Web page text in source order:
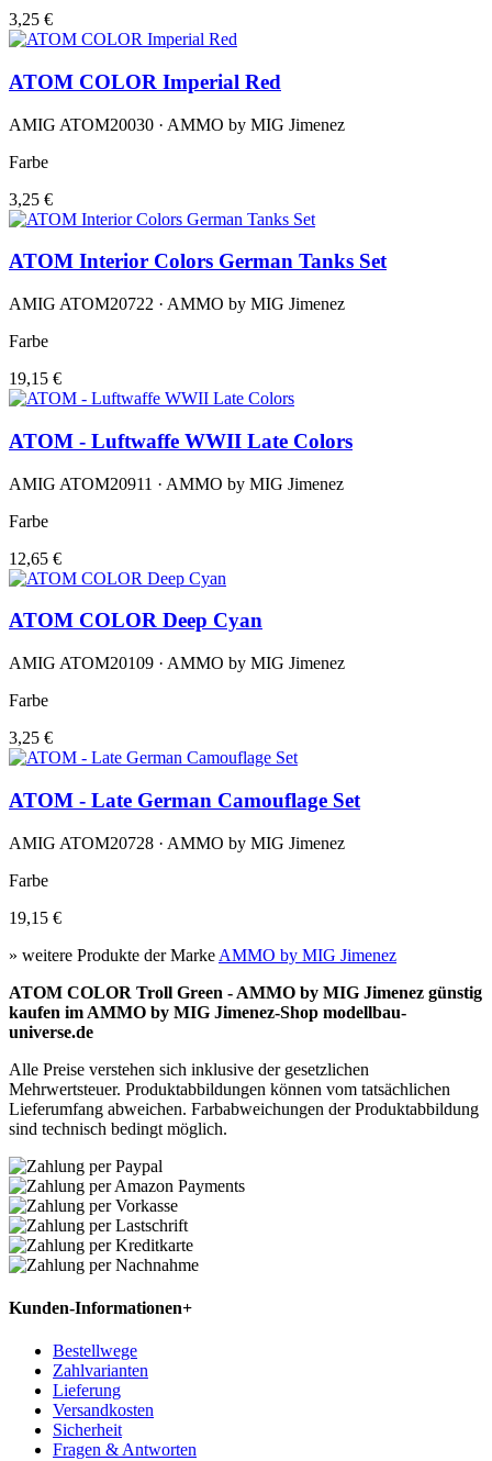
3,25 €
ATOM COLOR Imperial Red
AMIG ATOM20030 · AMMO by MIG Jimenez
Farbe
3,25 €
ATOM Interior Colors German Tanks Set
AMIG ATOM20722 · AMMO by MIG Jimenez
Farbe
19,15 €
ATOM - Luftwaffe WWII Late Colors
AMIG ATOM20911 · AMMO by MIG Jimenez
Farbe
12,65 €
ATOM COLOR Deep Cyan
AMIG ATOM20109 · AMMO by MIG Jimenez
Farbe
3,25 €
ATOM - Late German Camouflage Set
AMIG ATOM20728 · AMMO by MIG Jimenez
Farbe
19,15 €
» weitere Produkte der Marke AMMO by MIG Jimenez
ATOM COLOR Troll Green - AMMO by MIG Jimenez günstig
kaufen im AMMO by MIG Jimenez-Shop modellbau-
universe.de
Alle Preise verstehen sich inklusive der gesetzlichen
Mehrwertsteuer. Produktabbildungen können vom tatsächlichen
Lieferumfang abweichen. Farbabweichungen der Produktabbildung
sind technisch bedingt möglich.
Kunden-Informationen+
Bestellwege
Zahlvarianten
Lieferung
Versandkosten
Sicherheit
Fragen & Antworten